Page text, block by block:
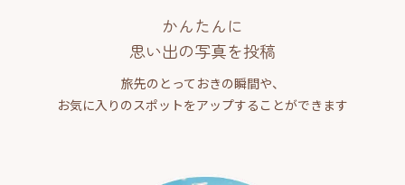
かんたんに
思い出の写真を投稿
旅先のとっておきの瞬間や、
お気に入りのスポットをアップすることができます